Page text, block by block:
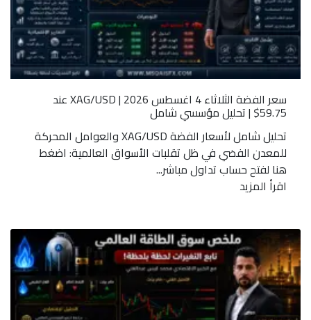
سعر الفضة الثلاثاء 4 اغسطس 2026 | XAG/USD عند
59.75$ | تحليل مؤسسي شامل
تحليل شامل لأسعار الفضة XAG/USD والعوامل المحركة
للمعدن الفضي في ظل تقلبات الأسواق العالمية: اضغط
هنا لفتح حساب تداول مباشر...
اقرأ المزيد